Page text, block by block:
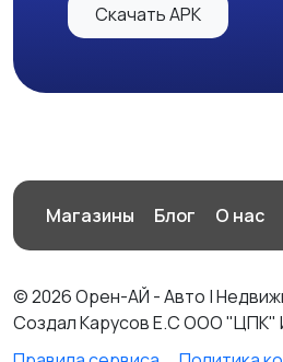
Скачать APK
Магазины Блог О нас
© 2026 Орен-АЙ - Авто |
Создал Карусов Е.С ООО "ЦПК"